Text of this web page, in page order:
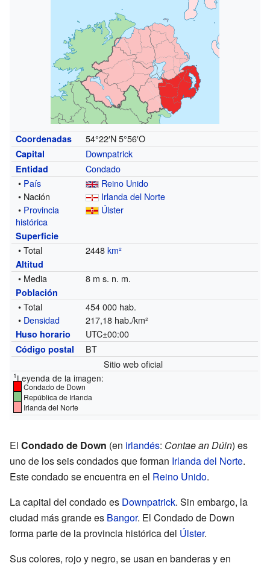
Coordenadas 54°22′N 5°56′O
Capital Downpatrick
Entidad
Condado
• País
Reino Unido
• Nación
Irlanda del Norte
• Provincia
histórica
Úlster
Superficie
• Total 2448km²
Altitud
• Media 8 m s. n. m.
Población
• Total
454 000 hab.
• Densidad 217,18 hab./km²
Huso horario UTC±00:00
Código postal
BT
Sitio web oficial
1 Leyenda de la imagen:
Condado de Down
República de Irlanda
Irlanda del Norte
El Condado de Down (en irlandés: Contae an Dúin) es
uno de los seis condados que forman Irlanda del Norte.
Este condado se encuentra en el Reino Unido.
La capital del condado es Downpatrick. Sin embargo, la
ciudad más grande es Bangor. El Condado de Down
forma parte de la provincia histórica del Úlster.
Sus colores, rojo y negro, se usan en banderas y en